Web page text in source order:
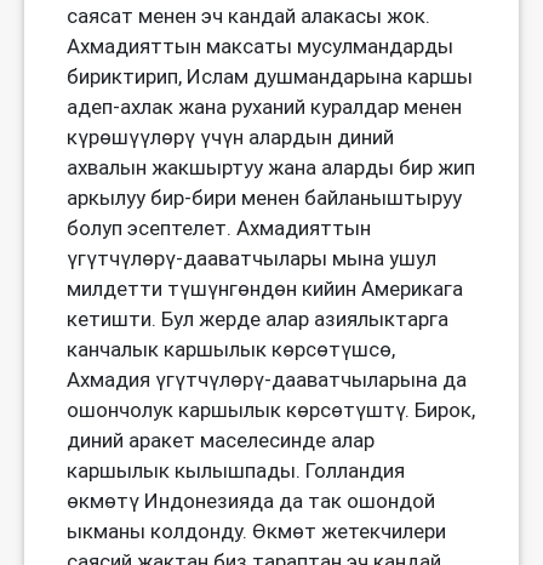
саясат менен эч кандай алакасы жок.
Ахмадияттын максаты мусулмандарды
бириктирип, Ислам душмандарына каршы
адеп-ахлак жана руханий куралдар менен
күрөшүүлөрү үчүн алардын диний
ахвалын жакшыртуу жана аларды бир жип
аркылуу бир-бири менен байланыштыруу
болуп эсептелет. Ахмадияттын
үгүтчүлөрү-дааватчылары мына ушул
милдетти түшүнгөндөн кийин Америкага
кетишти. Бул жерде алар азиялыктарга
канчалык каршылык көрсөтүшсө,
Ахмадия үгүтчүлөрү-дааватчыларына да
ошончолук каршылык көрсөтүштү. Бирок,
диний аракет маселесинде алар
каршылык кылышпады. Голландия
өкмөтү Индонезияда да так ошондой
ыкманы колдонду. Өкмөт жетекчилери